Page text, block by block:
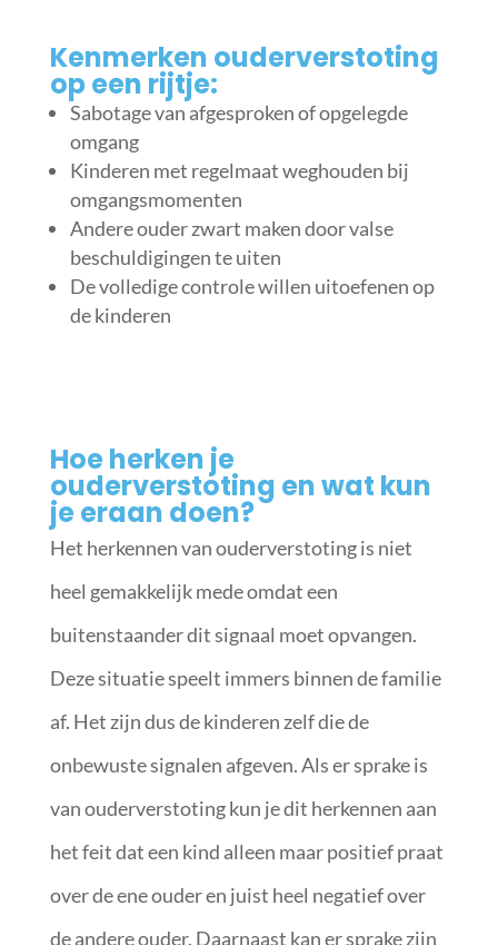
Kenmerken ouderverstoting
op een rijtje:
Sabotage van afgesproken of opgelegde
omgang
Kinderen met regelmaat weghouden bij
omgangsmomenten
Andere ouder zwart maken door valse
beschuldigingen te uiten
De volledige controle willen uitoefenen op
de kinderen
Hoe herken je
ouderverstoting en wat kun
je eraan doen?
Het herkennen van ouderverstoting is niet
heel gemakkelijk mede omdat een
buitenstaander dit signaal moet opvangen.
Deze situatie speelt immers binnen de familie
af. Het zijn dus de kinderen zelf die de
onbewuste signalen afgeven. Als er sprake is
van ouderverstoting kun je dit herkennen aan
het feit dat een kind alleen maar positief praat
over de ene ouder en juist heel negatief over
de andere ouder. Daarnaast kan er sprake zijn